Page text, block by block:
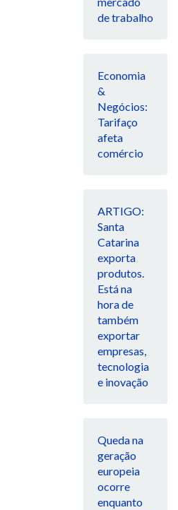
de trabalho
Economia
&
Negócios:
Tarifaço
afeta
comércio
ARTIGO:
Santa
Catarina
exporta
produtos.
Está na
hora de
também
exportar
empresas,
tecnologia
e inovação
Queda na
geração
europeia
ocorre
enquanto